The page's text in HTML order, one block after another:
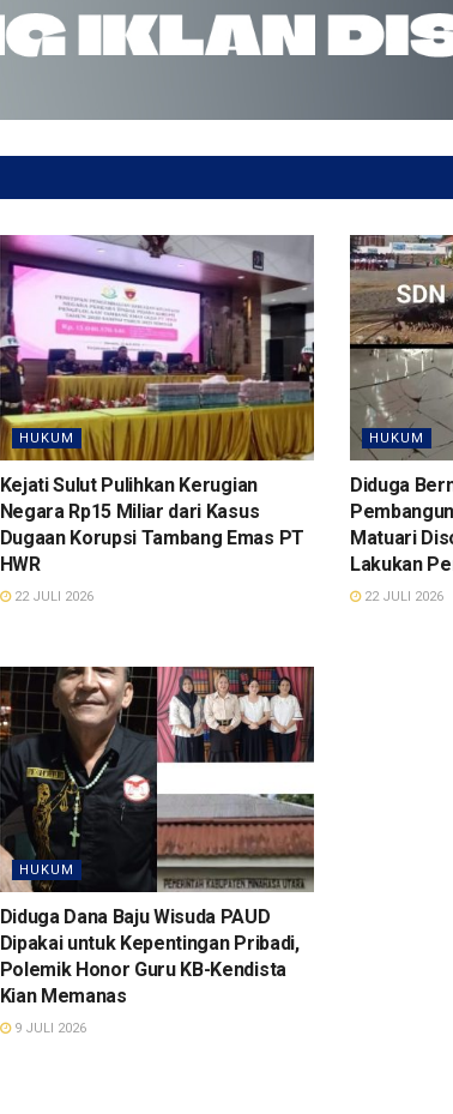
HUKUM
Kejati Sulut Pulihkan Kerugian
Negara Rp15 Miliar dari Kasus
Dugaan Korupsi Tambang Emas PT
HWR
22 JULI 2026
HUKUM
Diduga
Matuari
Lakukan
22 JULI 2026
HUKUM
Diduga Dana Baju Wisuda PAUD
Dipakai untuk Kepentingan Pribadi,
Polemik Honor Guru KB-Kendista
Kian Memanas
9 JULI 2026